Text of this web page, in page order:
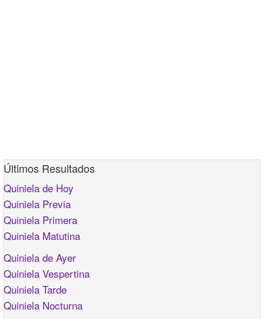
Últimos Resultados
Quiniela de Hoy
Quiniela Previa
Quiniela Primera
Quiniela Matutina
Quiniela de Ayer
Quiniela Vespertina
Quiniela Tarde
Quiniela Nocturna